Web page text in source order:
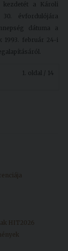
kezdetét a Károli
évfordulójára
dátuma a
1993. február 24-i
1. oldal / 14
HIT2026